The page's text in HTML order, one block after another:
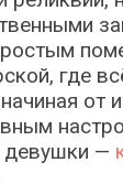
где
от
—